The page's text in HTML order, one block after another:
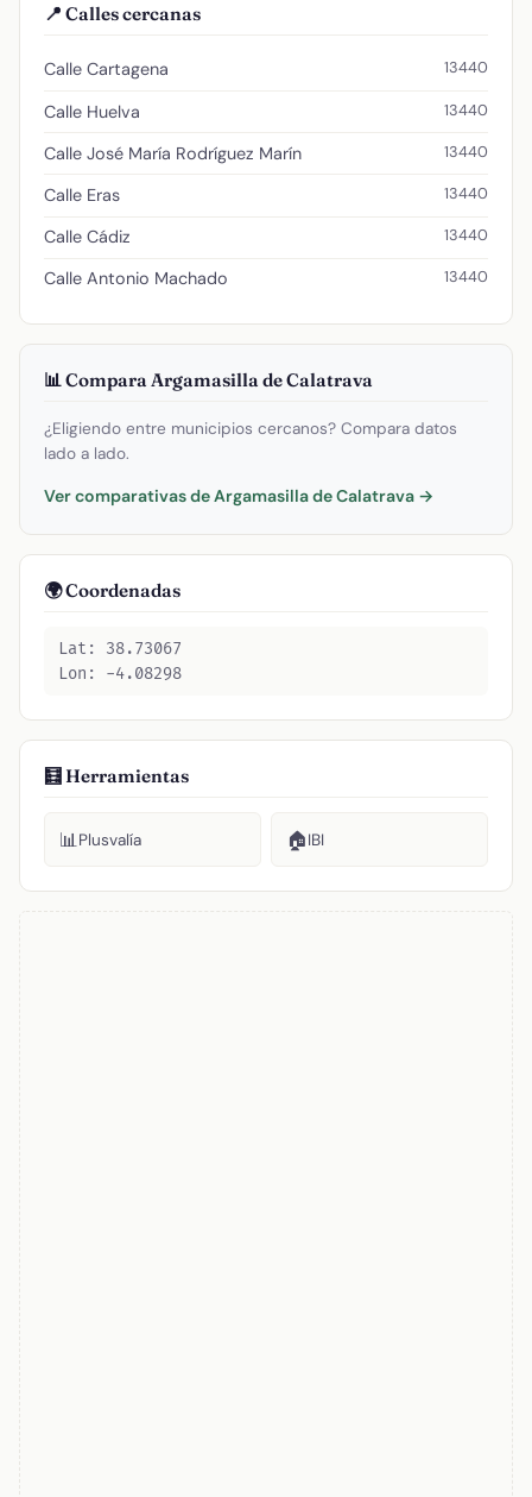
📍 Calles cercanas
Calle Cartagena 13440
Calle Huelva 13440
Calle José María Rodríguez Marín 13440
Calle Eras 13440
Calle Cádiz 13440
Calle Antonio Machado 13440
📊 Compara Argamasilla de Calatrava
¿Eligiendo entre municipios cercanos? Compara datos
lado a lado.
Ver comparativas de Argamasilla de Calatrava →
🌍 Coordenadas
Lat: 38.73067
Lon: -4.08298
🧮 Herramientas
📊Plusvalía 🏠IBI